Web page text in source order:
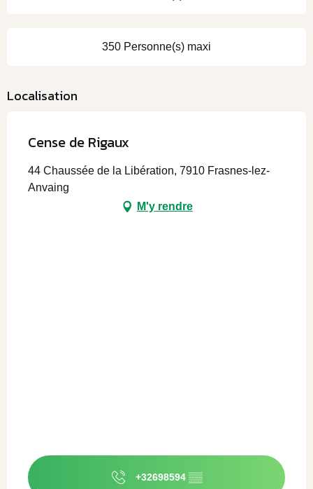
350 Personne(s) maxi
Localisation
Cense de Rigaux
44 Chaussée de la Libération, 7910 Frasnes-lez-
Anvaing
M'y rendre
+32698594 ▒▒